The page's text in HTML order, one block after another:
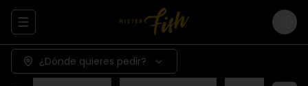
Abrir menu de navegación Login
¿Dónde quieres pedir?